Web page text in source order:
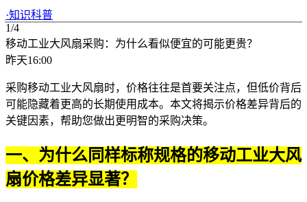
·知识科普
1/4
移动工业大风扇采购：为什么看似便宜的可能更贵？
昨天16:00
采购移动工业大风扇时，价格往往是首要关注点，但低价背后
可能隐藏着更高的长期使用成本。本文将揭示价格差异背后的
关键因素，帮助您做出更明智的采购决策。
一、为什么同样标称规格的移动工业大风
扇价格差异显著？